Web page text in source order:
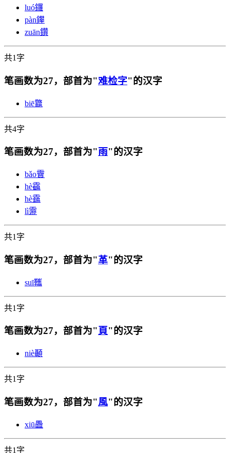
luó鑼
pàn鑻
zuān鑽
共1字
笔画数为27，部首为"难检字"的汉字
biē龞
共4字
笔画数为27，部首为"雨"的汉字
bǎo靌
hè靍
hè靎
lì靋
共1字
笔画数为27，部首为"革"的汉字
suī䪎
共1字
笔画数为27，部首为"頁"的汉字
niè顳
共1字
笔画数为27，部首为"風"的汉字
xiū飍
共1字